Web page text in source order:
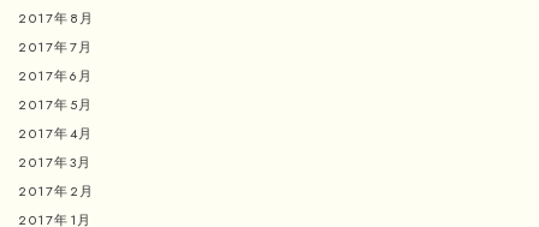
2017年8月
2017年7月
2017年6月
2017年5月
2017年4月
2017年3月
2017年2月
2017年1月